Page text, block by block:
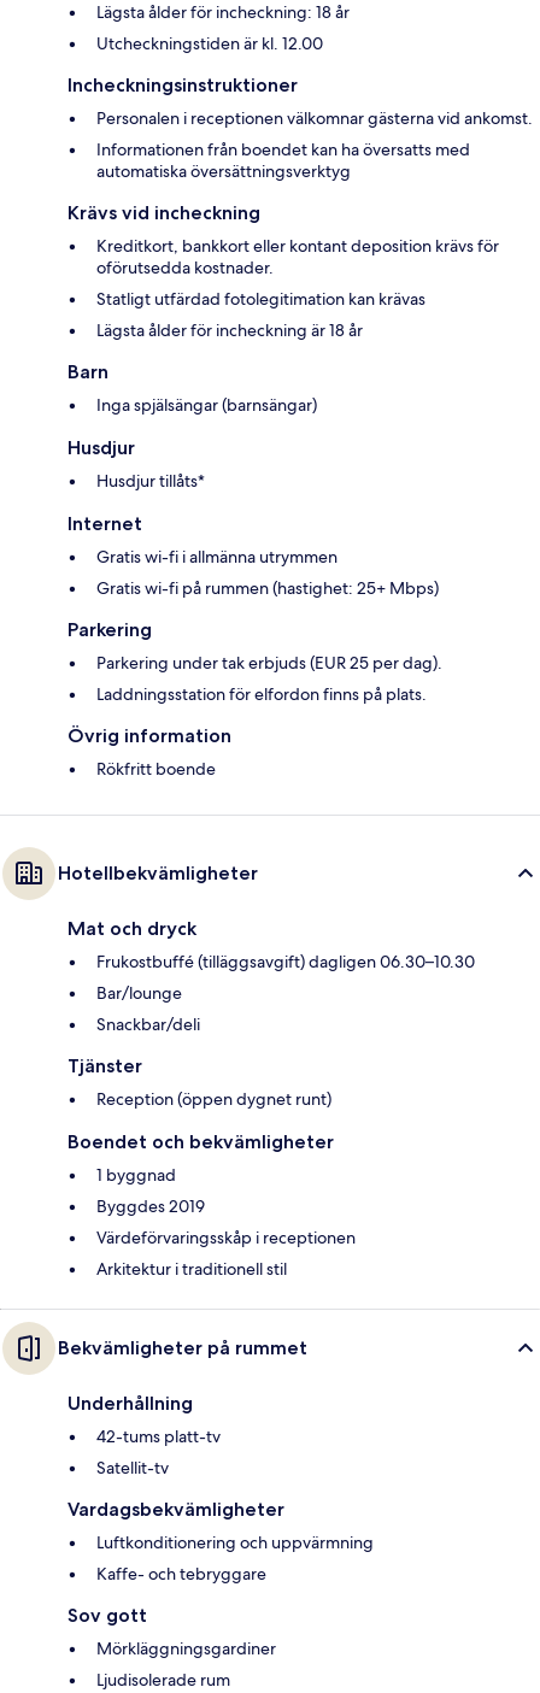
Lägsta ålder för incheckning: 18 år
Utcheckningstiden är kl. 12.00
Incheckningsinstruktioner
Personalen i receptionen välkomnar gästerna vid ankomst.
Informationen från boendet kan ha översatts med
automatiska översättningsverktyg
Krävs vid incheckning
Kreditkort, bankkort eller kontant deposition krävs för
oförutsedda kostnader.
Statligt utfärdad fotolegitimation kan krävas
Lägsta ålder för incheckning är 18 år
Barn
Inga spjälsängar (barnsängar)
Husdjur
Husdjur tillåts*
Internet
Gratis wi-fi i allmänna utrymmen
Gratis wi-fi på rummen (hastighet: 25+ Mbps)
Parkering
Parkering under tak erbjuds (EUR 25 per dag).
Laddningsstation för elfordon finns på plats.
Övrig information
Rökfritt boende
Hotellbekvämligheter
Mat och dryck
Frukostbuffé (tilläggsavgift) dagligen 06.30–10.30
Bar/lounge
Snackbar/deli
Tjänster
Reception (öppen dygnet runt)
Boendet och bekvämligheter
1 byggnad
Byggdes 2019
Värdeförvaringsskåp i receptionen
Arkitektur i traditionell stil
Bekvämligheter på rummet
Underhållning
42-tums platt-tv
Satellit-tv
Vardagsbekvämligheter
Luftkonditionering och uppvärmning
Kaffe- och tebryggare
Sov gott
Mörkläggningsgardiner
Ljudisolerade rum